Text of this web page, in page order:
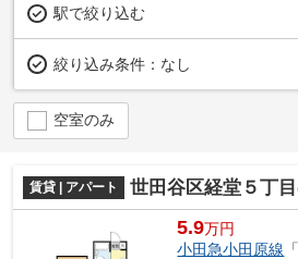
駅で絞り込む
絞り込み条件： なし
空室のみ
賃貸 | アパート 世田谷区経堂５丁
5.9万円
小田急小田原線